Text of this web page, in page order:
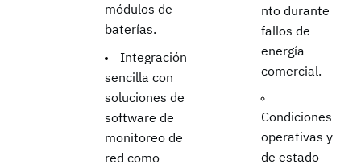
módulos de
baterías.
Integración
sencilla con
soluciones de
software de
monitoreo de
red como
nto durante
fallos de
energía
comercial.
Condiciones
operativas y
de estado